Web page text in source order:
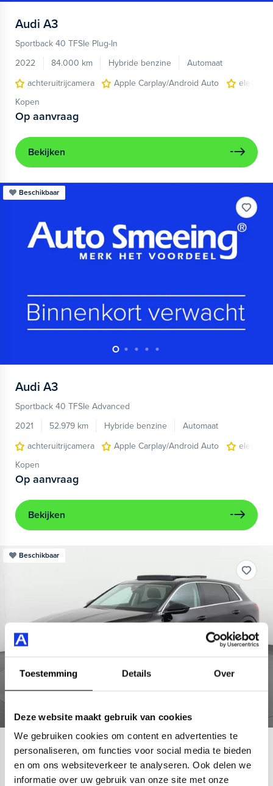
Toestemming Details Over
Deze website maakt gebruik van cookies
We gebruiken cookies om content en advertenties te
personaliseren, om functies voor social media te bieden
en om ons websiteverkeer te analyseren. Ook delen we
informatie over uw gebruik van onze site met onze
Audi A3
Sportback 40 TFSIe Plug-In
2022
84.000 km Hybride benzine
Automaat
achteruitrijcamera
Apple Carplay/Android Auto
Kopen
Op aanvraag
Bekijken
Beschikbaar
Audi A3
Sportback 40 TFSIe Advanced
2021
52.979 km Hybride benzine
Automaat
achteruitrijcamera
Apple Carplay/Android Auto
Kopen
Op aanvraag
Bekijken
Beschikbaar
Audi e-tron
55 quattro Advanced 95 kWh